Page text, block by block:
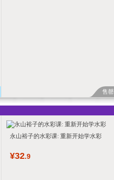
售罄
永山裕子的水彩课: 重新开始学水彩
¥32.9